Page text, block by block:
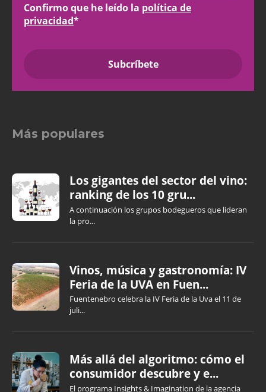
Confirmo que he leído la política de
privacidad*
Más populares
Los gigantes del sector del vino:
ranking de los 10 gru...
A continuación los grupos bodegueros que lideran
la pro...
Vinos, música y gastronomía: IV
Feria de la UVA en Fuen...
Fuentenebro celebra la IV Feria de la Uva el 11 de
juli...
Más allá del algoritmo: cómo el
consumidor descubre y e...
El programa Insights & Imagination de la agencia